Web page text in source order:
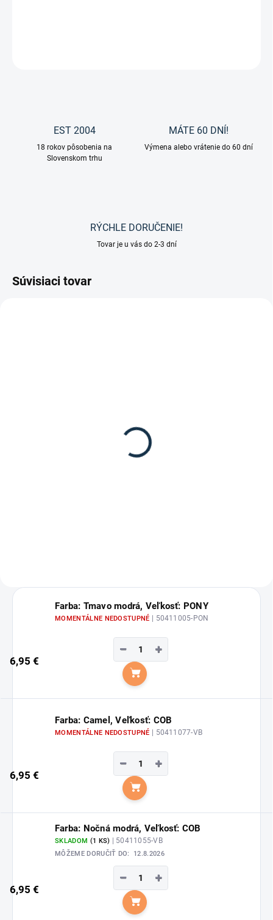
EST 2004
18 rokov pôsobenia na
Slovenskom trhu
MÁTE 60 DNÍ!
Výmena alebo vrátenie do 60 dní
RÝCHLE DORUČENIE!
Tovar je u vás do 2-3 dní
Súvisiaci tovar
Farba: Tmavo modrá, Veľkosť: PONY
MOMENTÁLNE NEDOSTUPNÉ | 50411005-PON
6,95 €
+
−
Do košíka
Farba: Camel, Veľkosť: COB
MOMENTÁLNE NEDOSTUPNÉ | 50411077-VB
6,95 €
+
−
Do košíka
Farba: Nočná modrá, Veľkosť: COB
SKLADOM (1 KS) | 50411055-VB
MÔŽEME DORUČIŤ DO: 12.8.2026
6,95 €
+
−
Do košíka